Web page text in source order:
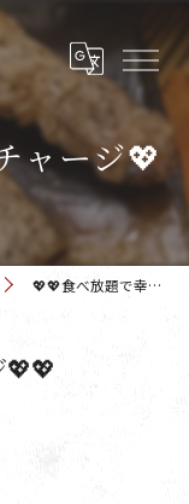
ャージ💖
💖💖食べ放題で幸せチャージ💖💖